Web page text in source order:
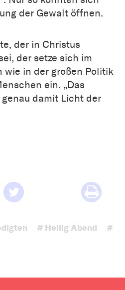
der Gewalt öffnen.
der in Christus
der setze sich im
wie in der großen Politik
ein. „Das
damit Licht der
# Heilig Abend
#